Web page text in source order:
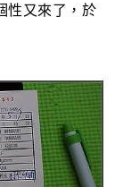
性又來了，於